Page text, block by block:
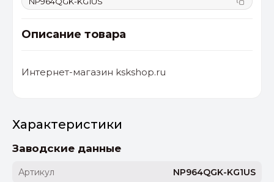
Описание товара
Интернет-магазин kskshop.ru
Характеристики
Заводские данные
Артикул
NP964QGK-KG1US